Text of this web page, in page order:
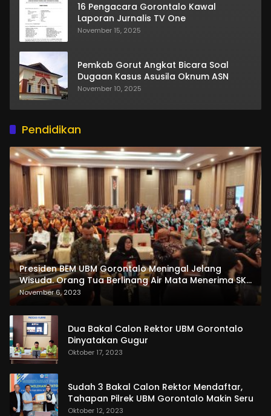
16 Pengacara Gorontalo Kawal
Laporan Jurnalis TV One
November 15, 2025
Pemkab Gorut Angkat Bicara Soal
Dugaan Kasus Asusila Oknum ASN
November 10, 2025
Pendidikan
Presiden BEM UBM Gorontalo Meningal Jelang
Wisuda. Orang Tua Berlinang Air Mata Menerima SKL
dan Pemasangan Salempang
November 6, 2023
Dua Bakal Calon Rektor UBM Gorontalo
Dinyatakan Gugur
Oktober 17, 2023
Sudah 3 Bakal Calon Rektor Mendaftar,
Tahapan Pilrek UBM Gorontalo Makin Seru
Oktober 12, 2023